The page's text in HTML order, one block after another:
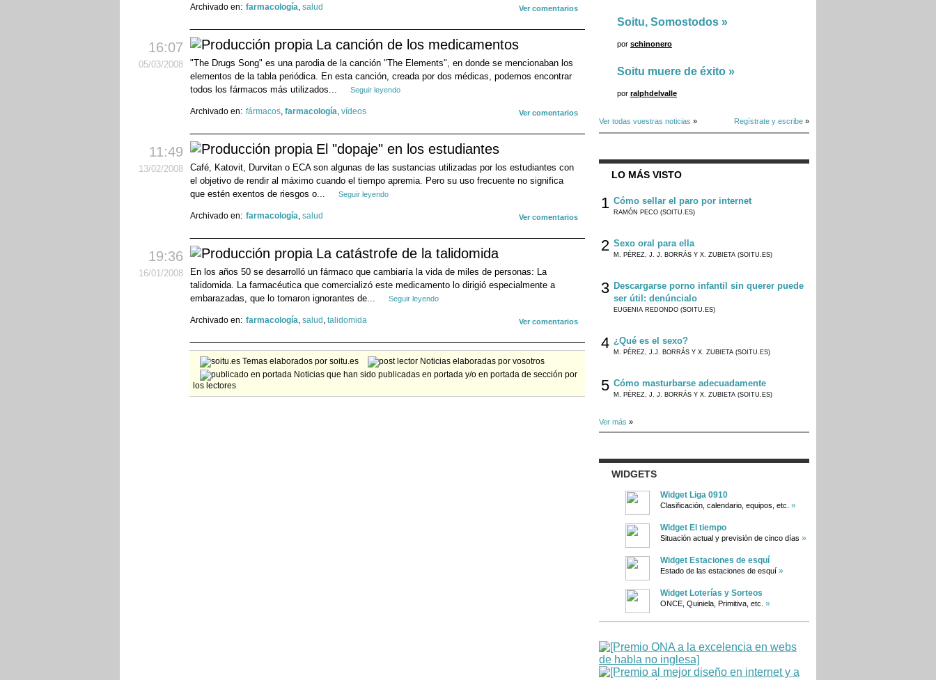
Soitu, Somostodos »
por schinonero
Soitu muere de éxito »
por ralphdelvalle
Ver todas vuestras noticias » Regístrate y escribe »
LO MÁS VISTO
1 Cómo sellar el paro por internet
RAMÓN PECO (SOITU.ES)
2 Sexo oral para ella
M. PÉREZ, J. J. BORRÁS Y X. ZUBIETA (SOITU.ES)
3 Descargarse porno infantil sin querer puede
ser útil: denúncialo
EUGENIA REDONDO (SOITU.ES)
4 ¿Qué es el sexo?
M. PÉREZ, J.J. BORRÁS Y X. ZUBIETA (SOITU.ES)
5 Cómo masturbarse adecuadamente
M. PÉREZ, J. J. BORRÁS Y X. ZUBIETA (SOITU.ES)
Ver más »
WIDGETS
Widget Liga 0910
Clasificación, calendario, equipos, etc. »
Widget El tiempo
Situación actual y previsión de cinco días »
Widget Estaciones de esquí
Estado de las estaciones de esquí »
Widget Loterías y Sorteos
ONCE, Quiniela, Primitiva, etc. »
Ver comentarios
Archivado en: farmacología, salud
16:07
05/03/2008
La canción de los medicamentos
"The Drugs Song" es una parodia de la canción "The Elements", en donde se mencionaban los
elementos de la tabla periódica. En esta canción, creada por dos médicas, podemos encontrar
todos los fármacos más utilizados...
Seguir leyendo
Ver comentarios
Archivado en: fármacos, farmacología, vídeos
11:49
13/02/2008
El "dopaje" en los estudiantes
Café, Katovit, Durvitan o ECA son algunas de las sustancias utilizadas por los estudiantes con
el objetivo de rendir al máximo cuando el tiempo apremia. Pero su uso frecuente no significa
que estén exentos de riesgos o...
Seguir leyendo
Ver comentarios
Archivado en: farmacología, salud
19:36
16/01/2008
La catástrofe de la talidomida
En los años 50 se desarrolló un fármaco que cambiaría la vida de miles de personas: La
talidomida. La farmacéutica que comercializó este medicamento lo dirigió especialmente a
embarazadas, que lo tomaron ignorantes de...
Seguir leyendo
Ver comentarios
Archivado en: farmacología, salud , talidomida
Temas elaborados por soitu.es
Noticias elaboradas por vosotros
Noticias que han sido publicadas en portada y/o en portada de sección por
los lectores